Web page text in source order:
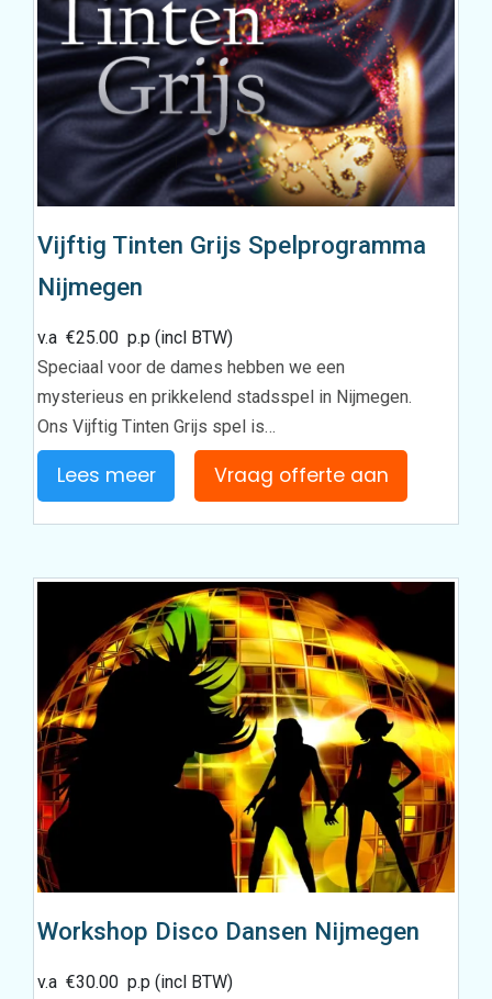
Vijftig Tinten Grijs Spelprogramma
Nijmegen
v.a€25.00 p.p (incl BTW)
Speciaal voor de dames hebben we een
mysterieus en prikkelend stadsspel in Nijmegen.
Ons Vijftig Tinten Grijs spel is…
Lees meer Vraag offerte aan
Workshop Disco Dansen Nijmegen
v.a€30.00 p.p (incl BTW)